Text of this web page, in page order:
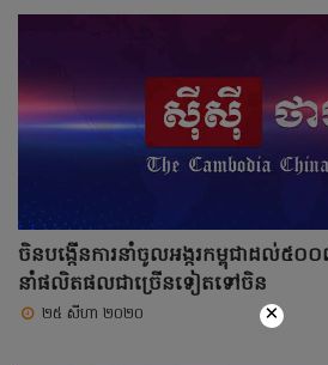
ចិនបង្កើនការនាំចូលអង្ករកម្ពុជាដល់៥០
នាំផលិតផលជាច្រើនទៀតទៅចិន
២៥ សីហា ២០២០ ×